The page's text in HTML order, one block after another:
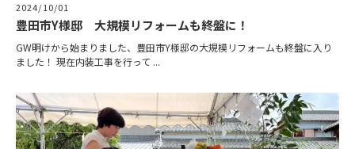
2024/10/01
豊田市Y様邸 大規模リフォームも終盤に！
GW明けから始まりました、豊田市Y様邸の大規模リフォームも終盤に入り
ました！ 現在内装工事を行って ...